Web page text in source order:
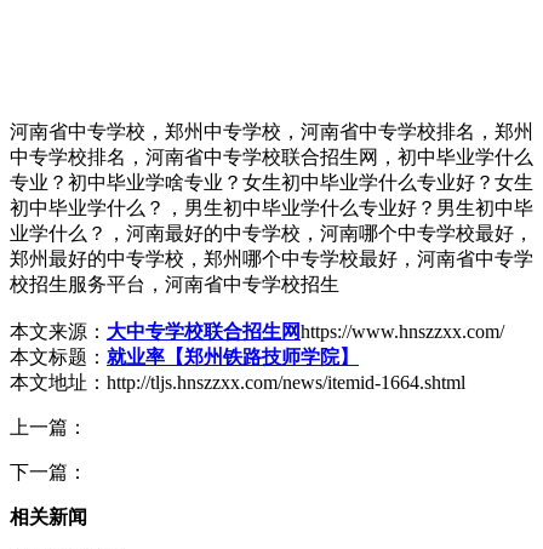
河南省中专学校，郑州中专学校，河南省中专学校排名，郑州
中专学校排名，河南省中专学校联合招生网，初中毕业学什么
专业？初中毕业学啥专业？女生初中毕业学什么专业好？女生
初中毕业学什么？，男生初中毕业学什么专业好？男生初中毕
业学什么？，河南最好的中专学校，河南哪个中专学校最好，
郑州最好的中专学校，郑州哪个中专学校最好，河南省中专学
校招生服务平台，河南省中专学校招生
本文来源： 大中专学校联合招生网https://www.hnszzxx.com/
本文标题： 就业率【郑州铁路技师学院】
本文地址：http://tljs.hnszzxx.com/news/itemid-1664.shtml
上一篇：
下一篇：
相关新闻